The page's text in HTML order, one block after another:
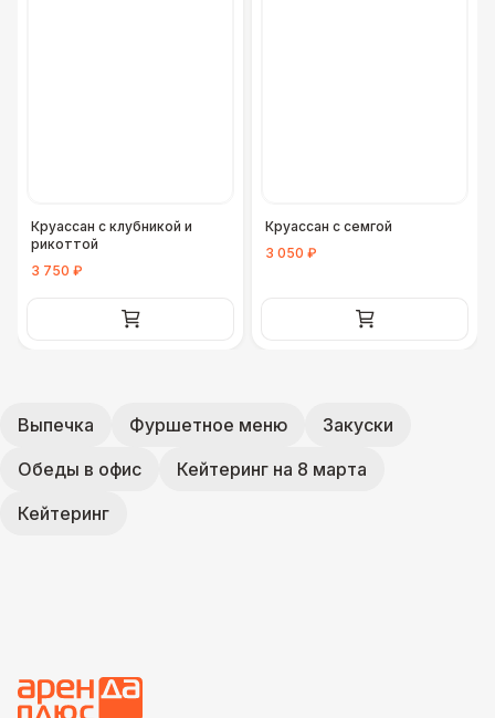
Круассан с клубникой и
рикоттой
3 750 ₽
Круассан с семгой
3 050 ₽
Выпечка Фуршетное меню
Закуски
Обеды в офис
Кейтеринг на 8 марта
Кейтеринг